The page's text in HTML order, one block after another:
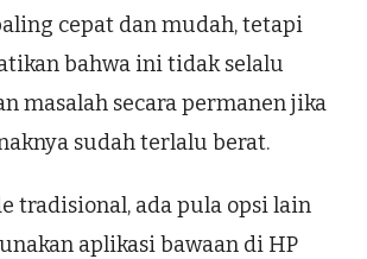
cepat dan mudah, tetapi
bahwa ini tidak selalu
masalah secara permanen jika
sudah terlalu berat.
tradisional, ada pula opsi lain
aplikasi bawaan di HP